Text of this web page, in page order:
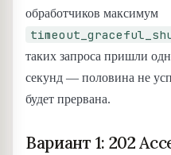
обработчиков максимум
таких запроса пришли
секунд — половина не
будет прервана.
Вариант 1: 202